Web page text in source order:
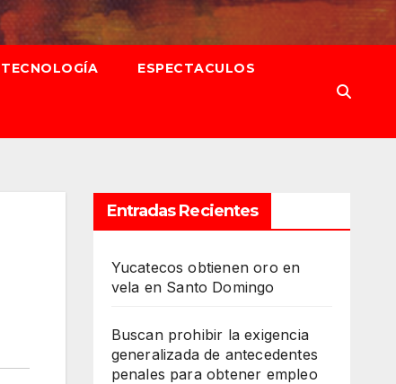
TECNOLOGÍA ESPECTACULOS
Entradas Recientes
Yucatecos obtienen oro en
vela en Santo Domingo
Buscan prohibir la exigencia
generalizada de antecedentes
penales para obtener empleo